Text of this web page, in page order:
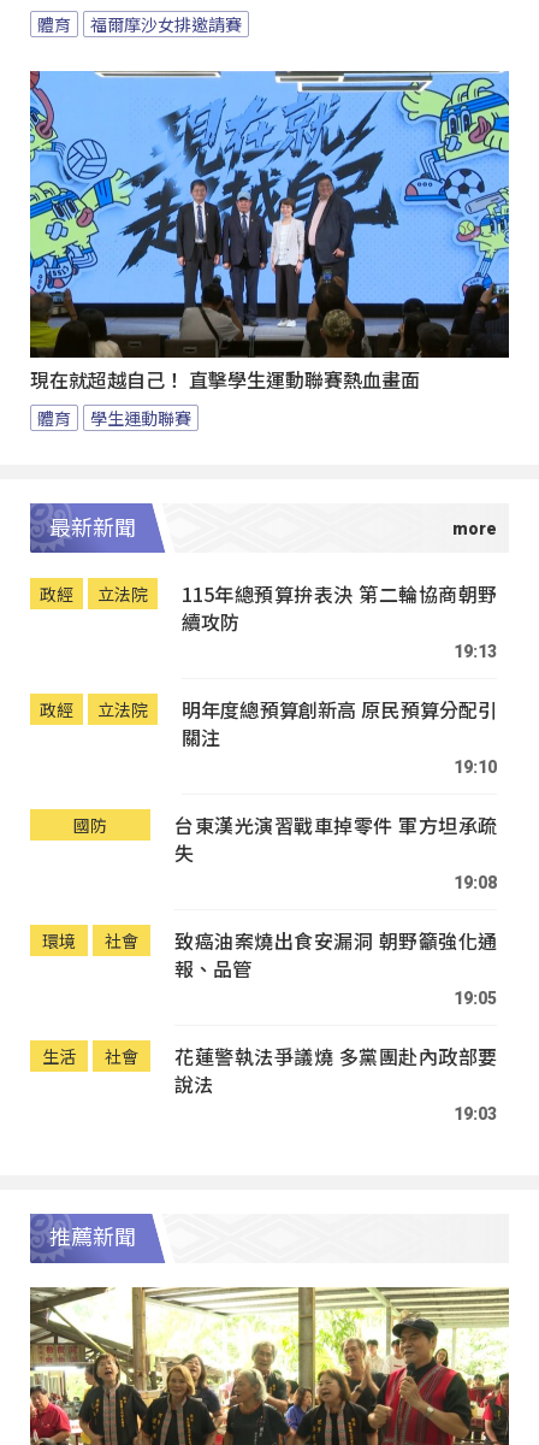
體育 福爾摩沙女排邀請賽
現在就超越自己！ 直擊學生運動聯賽熱血畫面
體育 學生運動聯賽
最新新聞
政經 立法院
115年總預算拚表決 第二輪協商朝野
續攻防
19:13
政經 立法院
明年度總預算創新高 原民預算分配引
關注
19:10
國防
台東漢光演習戰車掉零件 軍方坦承疏
失
19:08
環境 社會
致癌油案燒出食安漏洞 朝野籲強化通
報、品管
19:05
生活 社會
花蓮警執法爭議燒 多黨團赴內政部要
說法
19:03
推薦新聞